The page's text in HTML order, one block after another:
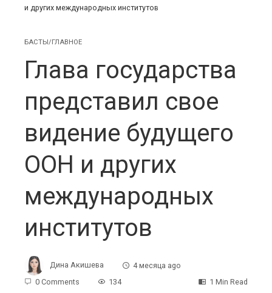
и других международных институтов
БАСТЫ/ГЛАВНОЕ
Глава государства
представил свое
видение будущего
ООН и других
международных
институтов
Дина Акишева
4 месяца ago
0 Comments
134 1 Min Read